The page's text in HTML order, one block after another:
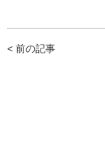
< 前の記事